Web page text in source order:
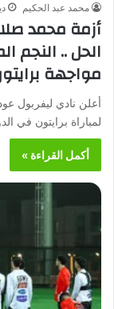
محمد عبد الحكيم
أزمة محمد
الحل .. النجم
مواجهة
أعلن نادي ليفربول
لمباراة برايتون في
أكمل القراءة »